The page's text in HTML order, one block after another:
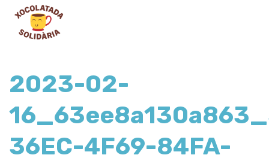
2023-02-
36EC-4F69-84FA-